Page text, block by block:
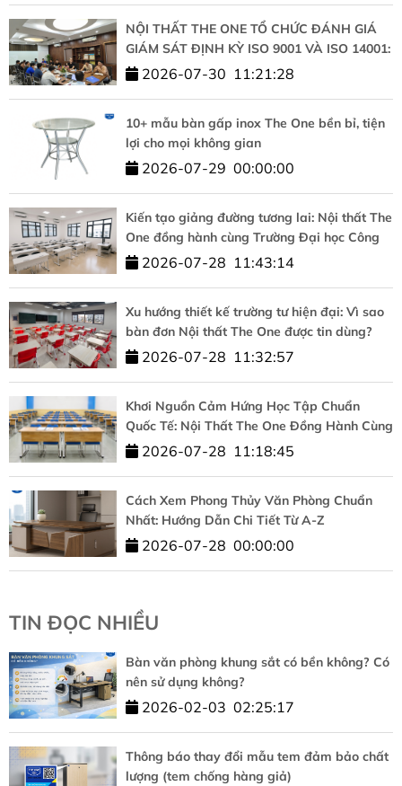
NỘI THẤT THE ONE TỔ CHỨC ĐÁNH GIÁ
GIÁM SÁT ĐỊNH KỲ ISO 9001 VÀ ISO 14001:
KHẲNG ĐỊNH CAM KẾT CHẤT LƯỢNG VÀ
2026-07-30 11:21:28
10+ mẫu bàn gấp inox The One bền bỉ, tiện
lợi cho mọi không gian
2026-07-29 00:00:00
Kiến tạo giảng đường tương lai: Nội thất The
One đồng hành cùng Trường Đại học Công
nghệ – ĐHQGHN
2026-07-28 11:43:14
Xu hướng thiết kế trường tư hiện đại: Vì sao
bàn đơn Nội thất The One được tin dùng?
2026-07-28 11:32:57
Khơi Nguồn Cảm Hứng Học Tập Chuẩn
Quốc Tế: Nội Thất The One Đồng Hành Cùng
HUFLIT
2026-07-28 11:18:45
Cách Xem Phong Thủy Văn Phòng Chuẩn
Nhất: Hướng Dẫn Chi Tiết Từ A-Z
2026-07-28 00:00:00
TIN ĐỌC NHIỀU
Bàn văn phòng khung sắt có bền không? Có
nên sử dụng không?
2026-02-03 02:25:17
Thông báo thay đổi mẫu tem đảm bảo chất
lượng (tem chống hàng giả)